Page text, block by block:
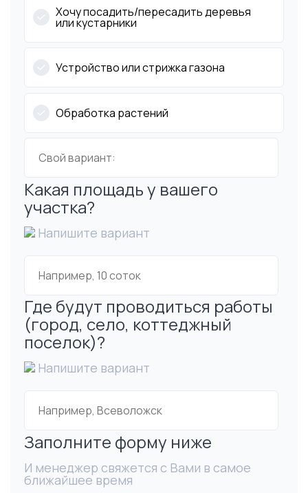
Хочу посадить/пересадить деревья
или кустарники
Устройство или стрижка газона
Обработка растений
Какая площадь у вашего
участка?
Напишите вариант
Где будут проводиться работы
(город, село, коттеджный
поселок)?
Напишите вариант
Заполните форму ниже
И менеджер свяжется с Вами в самое
ближайшее время